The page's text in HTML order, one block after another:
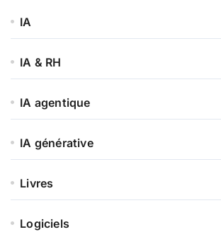
IA
IA & RH
IA agentique
IA générative
Livres
Logiciels